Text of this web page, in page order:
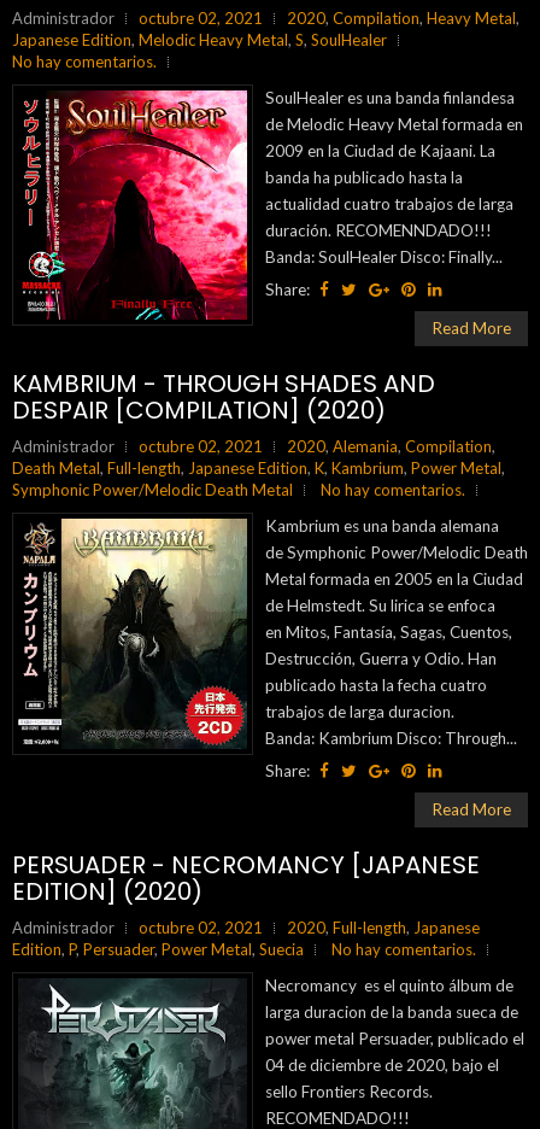
Administrador octubre 02, 2021 2020, Compilation, Heavy Metal,
Japanese Edition, Melodic Heavy Metal, S, SoulHealer
No hay comentarios.
SoulHealer es una banda finlandesa
de Melodic Heavy Metal formada en
2009 en la Ciudad de Kajaani. La
banda ha publicado hasta la
actualidad cuatro trabajos de larga
duración. RECOMENNDADO!!!
Banda: SoulHealer Disco: Finally...
Share:
Read More
KAMBRIUM - THROUGH SHADES AND
DESPAIR [COMPILATION] (2020)
Administrador octubre 02, 2021 2020, Alemania, Compilation,
Death Metal, Full-length, Japanese Edition, K, Kambrium, Power Metal,
Symphonic Power/Melodic Death Metal
No hay comentarios.
Kambrium es una banda alemana
de Symphonic Power/Melodic Death
Metal formada en 2005 en la Ciudad
de Helmstedt. Su lirica se enfoca
en Mitos, Fantasía, Sagas, Cuentos,
Destrucción, Guerra y Odio. Han
publicado hasta la fecha cuatro
trabajos de larga duracion.
Banda: Kambrium Disco: Through...
Share:
Read More
PERSUADER - NECROMANCY [JAPANESE
EDITION] (2020)
Administrador octubre 02, 2021 2020, Full-length, Japanese
Edition, P, Persuader, Power Metal, Suecia
No hay comentarios.
Necromancy es el quinto álbum de
larga duracion de la banda sueca de
power metal Persuader, publicado el
04 de diciembre de 2020, bajo el
sello Frontiers Records.
RECOMENDADO!!!